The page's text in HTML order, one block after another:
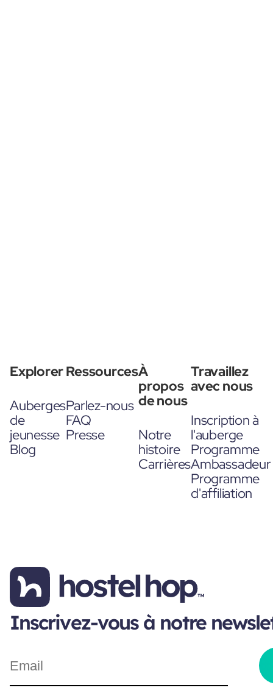
Explorer
Auberges
de
jeunesse
Blog
Ressources
Parlez-nous
FAQ
Presse
À
propos
de nous
Notre
histoire
Carrières
Travaillez
avec nous
Inscription à
l'auberge
Programme
Ambassadeur
Programme
d'affiliation
Inscrivez-vous à notre